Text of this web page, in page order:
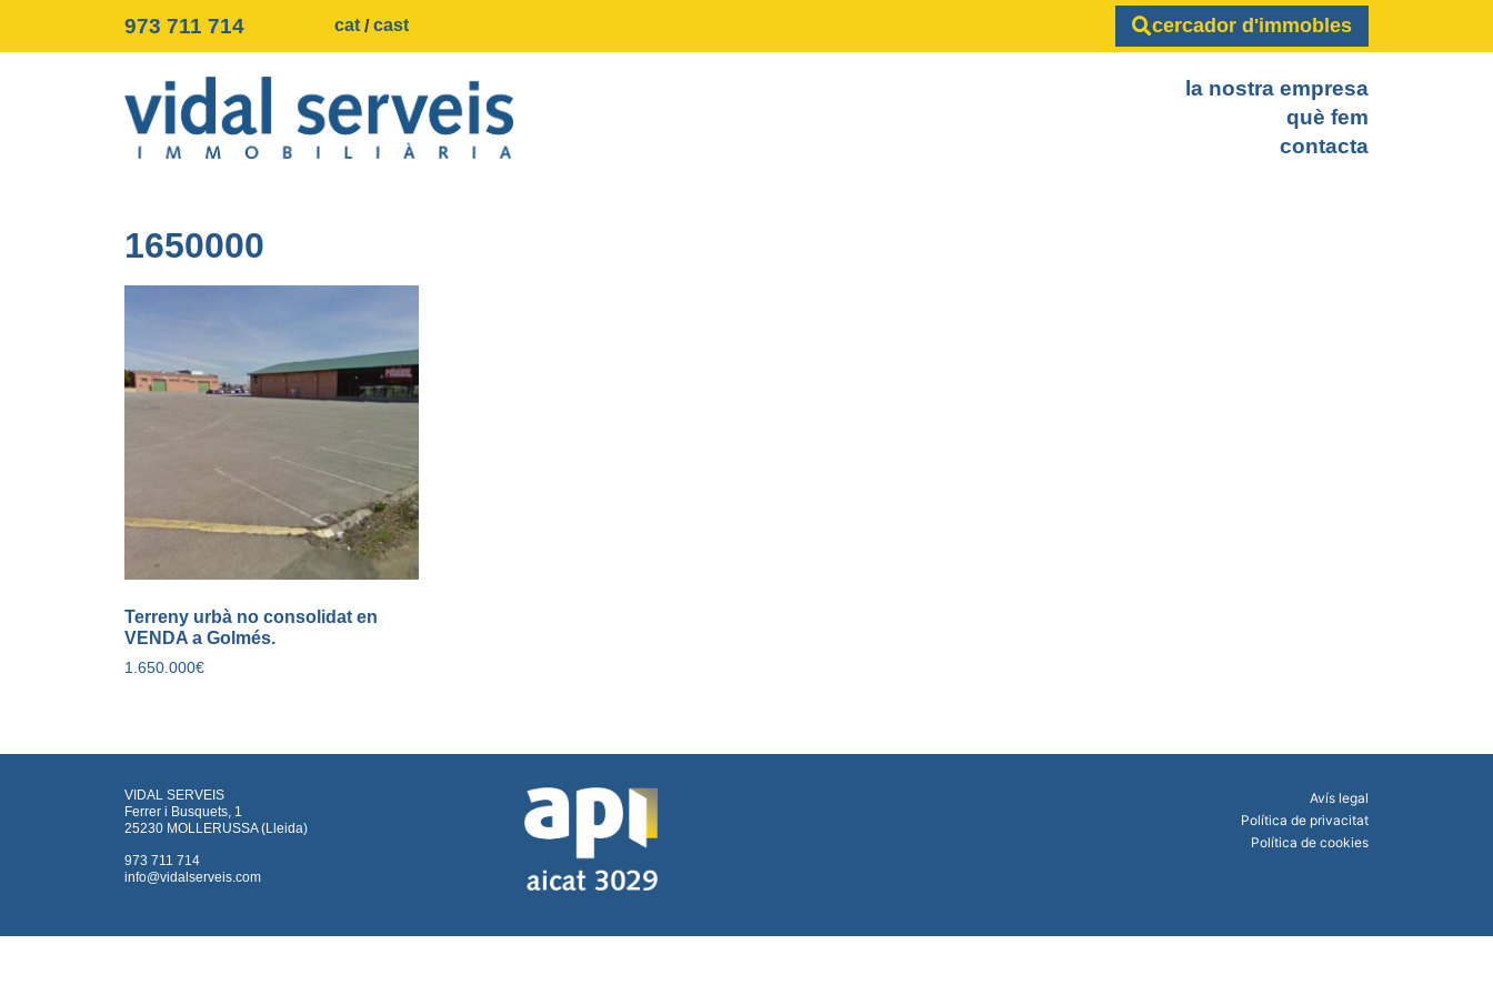
973 711 714 cat cast cercador d'immobles
la nostra empresa
què fem
contacta
1650000
Terreny urbà no consolidat en
VENDA a Golmés.
1.650.000€
VIDAL SERVEIS
Ferrer i Busquets, 1
25230 MOLLERUSSA (Lleida)
973 711 714
info@vidalserveis.com
Avís legal
Política de privacitat
Política de cookies